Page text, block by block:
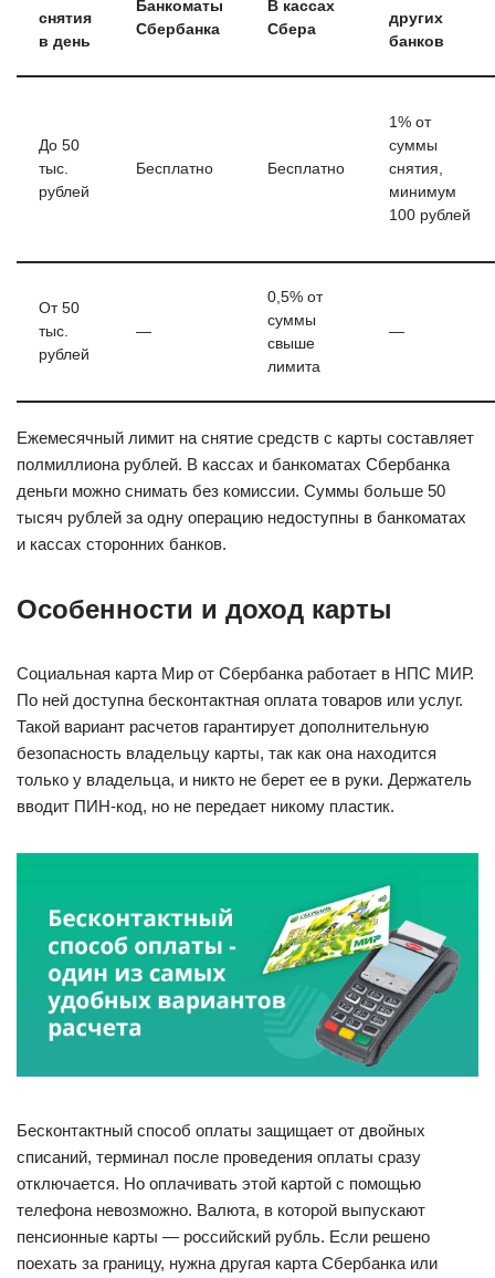
снятия
в день
Банкоматы
Сбербанка
В кассах
Сбера
других
банков
До 50
тыс.
рублей
Бесплатно Бесплатно
1% от
суммы
снятия,
минимум
100 рублей
От 50
тыс.
рублей
—
0,5% от
суммы
свыше
лимита
—
Ежемесячный лимит на снятие средств с карты составляет
полмиллиона рублей. В кассах и банкоматах Сбербанка
деньги можно снимать без комиссии. Суммы больше 50
тысяч рублей за одну операцию недоступны в банкоматах
и кассах сторонних банков.
Особенности и доход карты
Социальная карта Мир от Сбербанка работает в НПС МИР.
По ней доступна бесконтактная оплата товаров или услуг.
Такой вариант расчетов гарантирует дополнительную
безопасность владельцу карты, так как она находится
только у владельца, и никто не берет ее в руки. Держатель
вводит ПИН-код, но не передает никому пластик.
Бесконтактный способ оплаты защищает от двойных
списаний, терминал после проведения оплаты сразу
отключается. Но оплачивать этой картой с помощью
телефона невозможно. Валюта, в которой выпускают
пенсионные карты — российский рубль. Если решено
поехать за границу, нужна другая карта Сбербанка или